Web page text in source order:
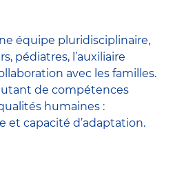
équipe pluridisciplinaire,
pédiatres, l’auxiliaire
avec les familles.
de compétences
humaines :
et capacité d’adaptation.